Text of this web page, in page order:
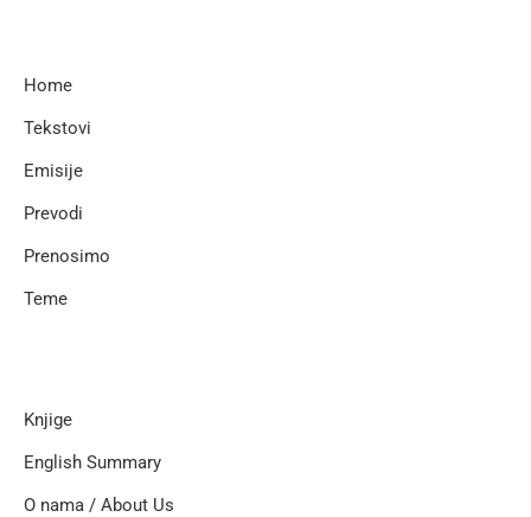
Home
Tekstovi
Emisije
Prevodi
Prenosimo
Teme
Knjige
English Summary
O nama / About Us